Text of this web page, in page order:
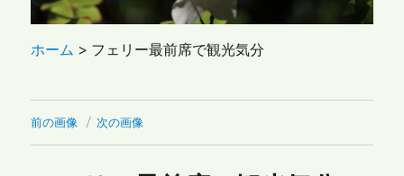
ホーム > フェリー最前席で観光気分
前の画像 次の画像